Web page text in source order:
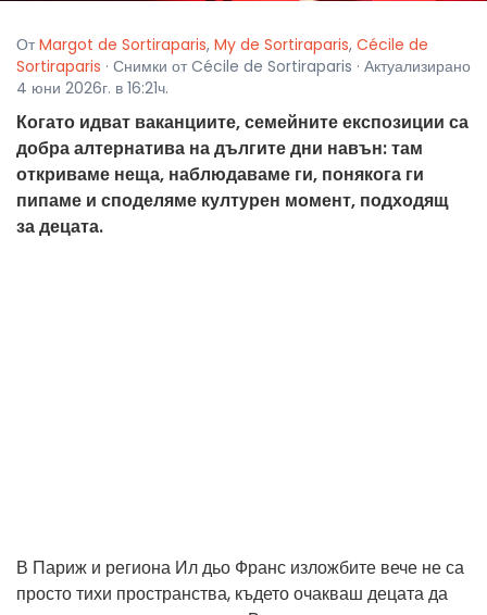
От Margot de Sortiraparis, My de Sortiraparis, Cécile de
Sortiraparis · Снимки от Cécile de Sortiraparis · Актуализирано
4 юни 2026г. в 16:21ч.
Когато идват ваканциите, семейните експозиции са
добра алтернатива на дългите дни навън: там
откриваме неща, наблюдаваме ги, понякога ги
пипаме и споделяме културен момент, подходящ
за децата.
В Париж и региона Ил дьо Франс изложбите вече не са
просто тихи пространства, където очакваш децата да